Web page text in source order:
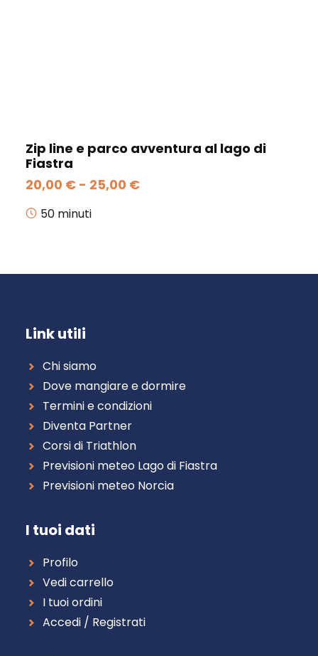
Zip line e parco avventura al lago di
Fiastra
20,00 € - 25,00 €Fascia
25,00 €
50 minuti
Link utili
Chi siamo
Dove mangiare e dormire
Termini e condizioni
Diventa Partner
Corsi di Triathlon
Previsioni meteo Lago di Fiastra
Previsioni meteo Norcia
I tuoi dati
Profilo
Vedi carrello
I tuoi ordini
Accedi / Registrati